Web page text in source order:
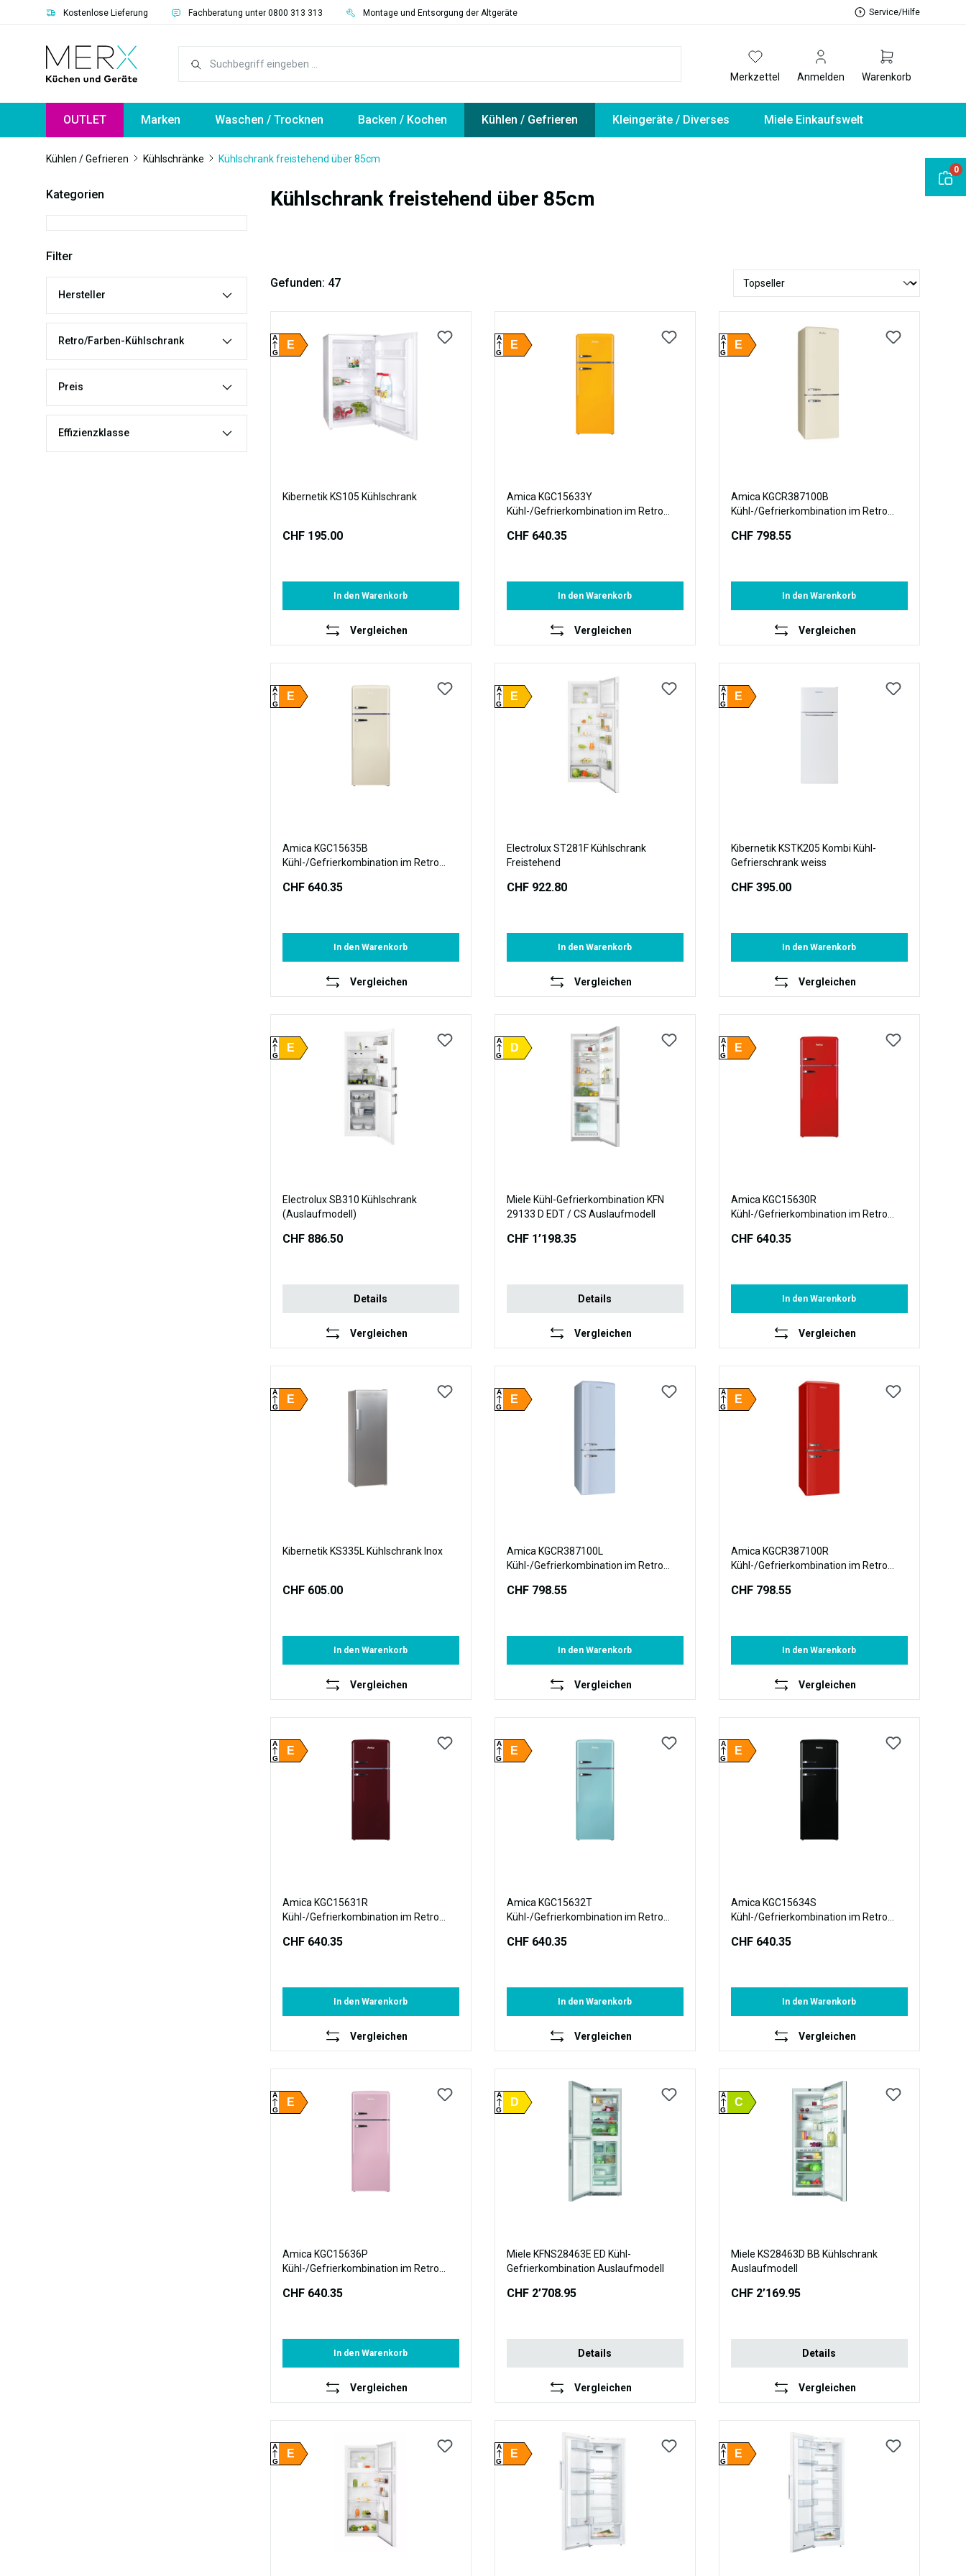
Zur Hauptnavigation springen
Kostenlose Lieferung Fachberatung unter 0800 313 313 Montage und Entsorgung der Altgeräte Service/Hilfe
Merkzettel Anmelden Warenkorb
OUTLET Marken Waschen / Trocknen Backen / Kochen Kühlen / Gefrieren Kleingeräte / Diverses Miele Einkaufswelt
Kühlen / Gefrieren Kühlschränke Kühlschrank freistehend über 85cm
Kategorien
Filter
Hersteller
Retro/Farben-Kühlschrank
Preis
Effizienzklasse
Kühlschrank freistehend über 85cm
Gefunden: 47
E
A
G
Kibernetik KS105 Kühlschrank
CHF 195.00
In den Warenkorb
Vergleichen
E
A
G
Amica KGC15633Y
Kühl-/Gefrierkombination im Retro
CHF 640.35
In den Warenkorb
Vergleichen
E
A
G
Amica KGCR387100B
Kühl-/Gefrierkombination im Retro
CHF 798.55
In den Warenkorb
Vergleichen
E
A
G
Amica KGC15635B
Kühl-/Gefrierkombination im Retro
CHF 640.35
In den Warenkorb
Vergleichen
E
A
G
Electrolux ST281F Kühlschrank
Freistehend
CHF 922.80
In den Warenkorb
Vergleichen
E
A
G
Kibernetik KSTK205 Kombi Kühl-
Gefrierschrank weiss
CHF 395.00
In den Warenkorb
Vergleichen
E
A
G
Electrolux SB310 Kühlschrank
(Auslaufmodell)
CHF 886.50
Details
Vergleichen
D
A
G
Miele Kühl-Gefrierkombination KFN
29133 D EDT / CS Auslaufmodell
CHF 1’198.35
Details
Vergleichen
E
A
G
Amica KGC15630R
Kühl-/Gefrierkombination im Retro
CHF 640.35
In den Warenkorb
Vergleichen
E
A
G
Kibernetik KS335L Kühlschrank Inox
CHF 605.00
In den Warenkorb
Vergleichen
E
A
G
Amica KGCR387100L
Kühl-/Gefrierkombination im Retro
CHF 798.55
In den Warenkorb
Vergleichen
E
A
G
Amica KGCR387100R
Kühl-/Gefrierkombination im Retro
CHF 798.55
In den Warenkorb
Vergleichen
E
A
G
Amica KGC15631R
Kühl-/Gefrierkombination im Retro
CHF 640.35
In den Warenkorb
Vergleichen
E
A
G
Amica KGC15632T
Kühl-/Gefrierkombination im Retro
CHF 640.35
In den Warenkorb
Vergleichen
E
A
G
Amica KGC15634S
Kühl-/Gefrierkombination im Retro
CHF 640.35
In den Warenkorb
Vergleichen
E
A
G
Amica KGC15636P
Kühl-/Gefrierkombination im Retro
CHF 640.35
In den Warenkorb
Vergleichen
D
A
G
Miele KFNS28463E ED Kühl-
Gefrierkombination Auslaufmodell
CHF 2’708.95
Details
Vergleichen
C
A
G
Miele KS28463D BB Kühlschrank
Auslaufmodell
CHF 2’169.95
Details
Vergleichen
E
A
G
E
A
G
E
A
G
0